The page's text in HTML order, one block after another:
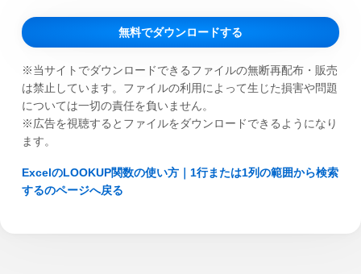
無料でダウンロードする
※当サイトでダウンロードできるファイルの無断再配布・販売
は禁止しています。ファイルの利用によって生じた損害や問題
については一切の責任を負いません。
※広告を視聴するとファイルをダウンロードできるようになり
ます。
ExcelのLOOKUP関数の使い方｜1行または1列の範囲から検索
するのページへ戻る